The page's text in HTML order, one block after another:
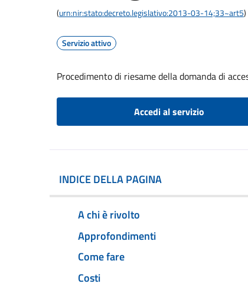
(urn:nir:stato:decreto.legislativo:2013-03-14;33~art5)
Servizio attivo
Procedimento di riesame della domanda di
Accedi al servizio
INDICE DELLA PAGINA
A chi è rivolto
Approfondimenti
Come fare
Costi